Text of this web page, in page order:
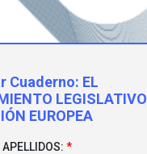
Cuaderno: EL
LEGISLATIVO
EUROPEA
APELLIDOS: